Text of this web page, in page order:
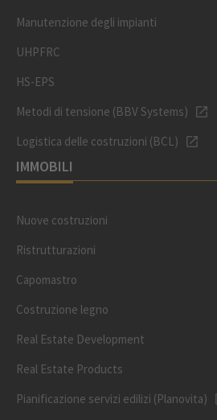
Manutenzione degli impianti
UHPFRC
HS-EPS
Metodi di tensione (BBV Systems)
Logistica delle costruzioni (BCL)
IMMOBILI
Nuove costruzioni
Ristrutturazioni
Capomastro
Costruzione legno
Real Estate Development
Real Estate Products
Pianificazione servizi edilizi (Planovita)